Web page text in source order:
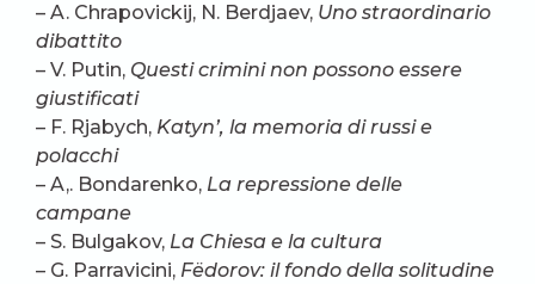
– A. Chrapovickij, N. Berdjaev, Uno straordinario
dibattito
– V. Putin, Questi crimini non possono essere
giustificati
– F. Rjabych, Katyn’, la memoria di russi e
polacchi
– A,. Bondarenko, La repressione delle
campane
– S. Bulgakov, La Chiesa e la cultura
– G. Parravicini, Fëdorov: il fondo della solitudine